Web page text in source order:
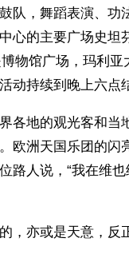
队，舞蹈表演、功
心的主要广场史坦
物馆广场，玛利
动持续到晚上六点
各地的观光客和当
欧洲天国乐团的
路人说，“我在维
，亦或是天意，